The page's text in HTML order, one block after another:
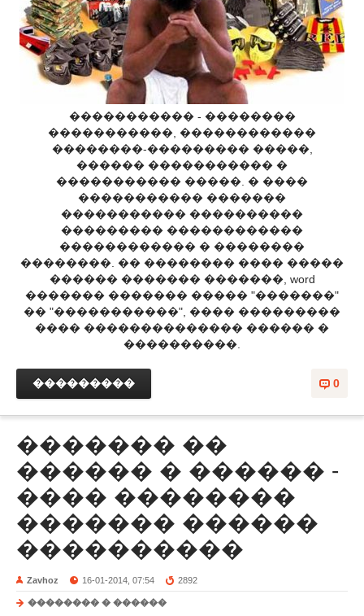
����������� - ��������
�����������, ������������
��������-��������� �����,
������ ����������� �
����������� �����. � ����
����������� �������
����������� ����������
��������� ������������
������������ � ��������
��������. �� �������� ���� �����
������ ������� �������, word
������� ������� ����� "�������"
�� "�����������", ���� ���������
���� �������������� ������ �
����������.
0
���������
������� ��
������ � ������ -
���� ��������
������� ������
����������
Zavhoz 16-01-2014, 07:54 2892
�������� � ������